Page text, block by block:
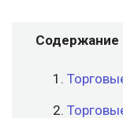
Содержание